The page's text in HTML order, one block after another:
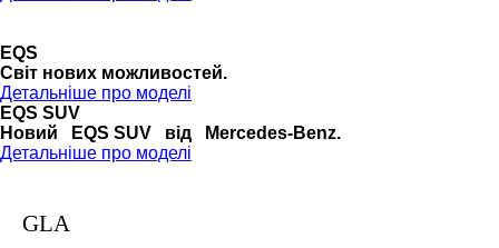
EQS
Cвіт нових можливостей.
Детальніше про моделі
EQS SUV
Новий EQS SUV від Mercedes-Benz.
Детальніше про моделі
GLA